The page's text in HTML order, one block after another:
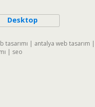
Desktop
tasarımı | antalya web tasarım |
| seo